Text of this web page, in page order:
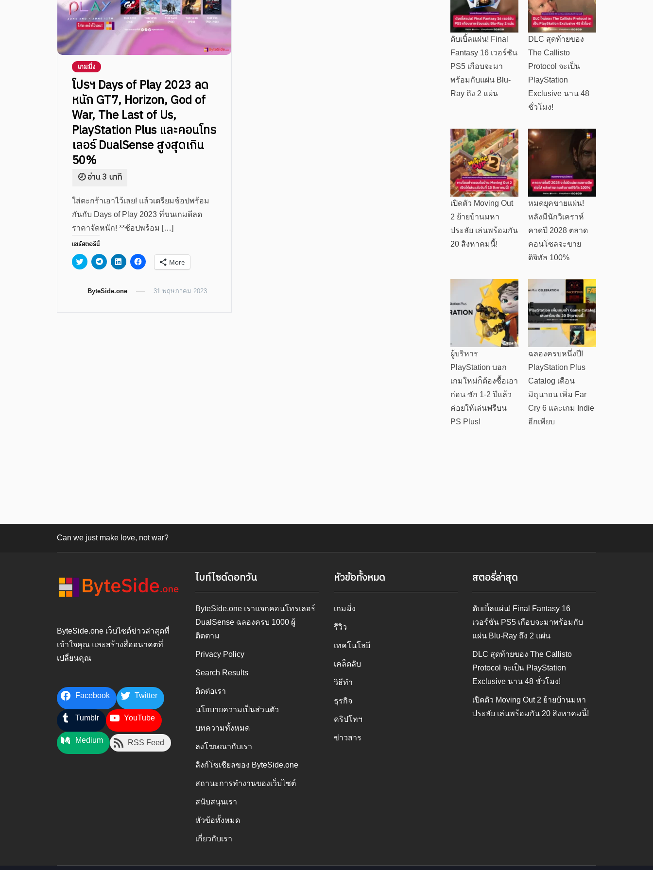
เกมมิ่ง
โปรฯ​ Days of Play 2023 ลด
หนัก GT7, Horizon, God of
War, The Last of Us,
PlayStation Plus และคอนโทร
เลอร์​ DualSense สูงสุดเกิน
50%
ใส่ตะกร้าเอาไว้เลย! แล้วเตรียมช้อปพร้อม
กันกับ Days of Play 2023 ที่ขนเกมดีลด
ราคาจัดหนัก! **ช้อปพร้อม […]
แชร์สตอรีนี้
Click
to
(Opens
Click
to
(Opens
Click
to
(Opens
Click
to
(Opens
More
ByteSide.one 31 พฤษภาคม 2023
ดับเบิ้ลแผ่น! Final
Fantasy 16 เวอร์ชัน
PS5 เกือบจะมา
พร้อมกับแผ่น Blu-
Ray ถึง 2 แผ่น
DLC สุดท้ายของ
The Callisto
Protocol จะเป็น
PlayStation
Exclusive นาน 48
ชั่วโมง!
เปิดตัว Moving Out
2 ย้ายบ้านมหา
ประลัย เล่นพร้อมกัน
20 สิงหาคมนี้!
หมดยุคขายแผ่น!
หลังมีนักวิเคราห์
คาดปี 2028 ตลาด
คอนโซลจะขาย
ดิจิทัล 100%
ผู้บริหาร
PlayStation บอก
เกมใหม่ก็ต้องซื้อเอา
ก่อน ซัก 1-2 ปีแล้ว
ค่อยให้เล่นฟรีบน
PS Plus!
ฉลองครบหนึ่งปี!
PlayStation Plus
Catalog เดือน
มิถุนายน เพิ่ม Far
Cry 6 และเกม Indie
อีกเพียบ
Can we just make love, not war?
ByteSide.one เว็บไซต์ข่าวล่าสุดที่
เข้าใจคุณ และสร้างสื่ออนาคตที่
เปลี่ยนคุณ
Facebook Twitter
Tumblr YouTube
Medium RSS Feed
ไบท์ไซด์ดอทวัน
ByteSide.one เราแจกคอนโทรเลอร์
DualSense ฉลองครบ 1000 ผู้
ติดตาม
Privacy Policy
Search Results
ติดต่อเรา
นโยบายความเป็นส่วนตัว
บทความทั้งหมด
ลงโฆษณากับเรา
ลิงก์โซเชียลของ ByteSide.one
สถานะการทำงานของเว็บไซต์
สนับสนุนเรา
หัวข้อทั้งหมด
เกี่ยวกับเรา
หัวข้อทั้งหมด
เกมมิ่ง
รีวิว
เทคโนโลยี
เคล็ดลับ
วิธีทำ
ธุรกิจ
คริปโทฯ
ข่าวสาร
สตอรี่ล่าสุด
ดับเบิ้ลแผ่น! Final Fantasy 16
เวอร์ชัน PS5 เกือบจะมาพร้อมกับ
แผ่น Blu-Ray ถึง 2 แผ่น
DLC สุดท้ายของ The Callisto
Protocol จะเป็น PlayStation
Exclusive นาน 48 ชั่วโมง!
เปิดตัว Moving Out 2 ย้ายบ้านมหา
ประลัย เล่นพร้อมกัน 20 สิงหาคมนี้!